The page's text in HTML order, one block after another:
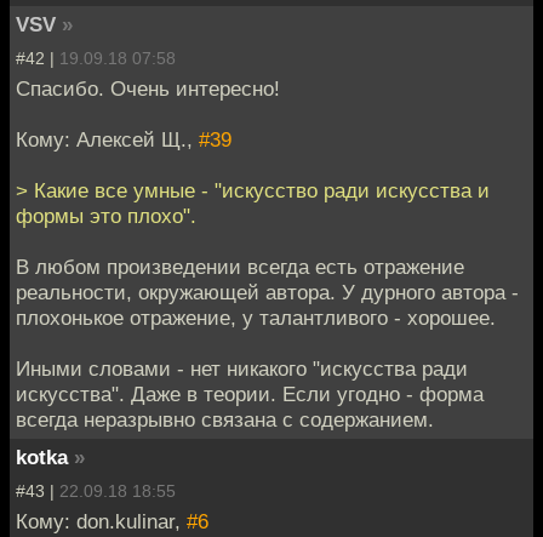
VSV »
#42 | 19.09.18 07:58
Спасибо. Очень интересно!
Кому: Алексей Щ., #39
> Какие все умные - "искусство ради искусства и
формы это плохо".
В любом произведении всегда есть отражение
реальности, окружающей автора. У дурного автора -
плохонькое отражение, у талантливого - хорошее.
Иными словами - нет никакого "искусства ради
искусства". Даже в теории. Если угодно - форма
всегда неразрывно связана с содержанием.
kotka »
#43 | 22.09.18 18:55
Кому: don.kulinar, #6